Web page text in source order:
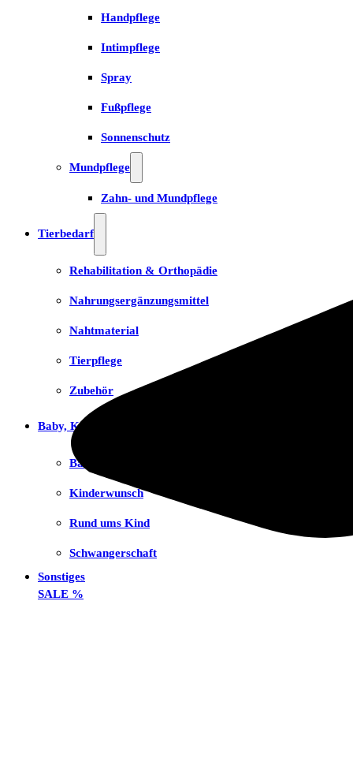
Handpflege
Intimpflege
Spray
Fußpflege
Sonnenschutz
Mundpflege
Zahn- und Mundpflege
Tierbedarf
Rehabilitation & Orthopädie
Nahrungsergänzungsmittel
Nahtmaterial
Tierpflege
Zubehör
Baby, Kind & Familie
Babynahrung
Kinderwunsch
Rund ums Kind
Schwangerschaft
Sonstiges
SALE %